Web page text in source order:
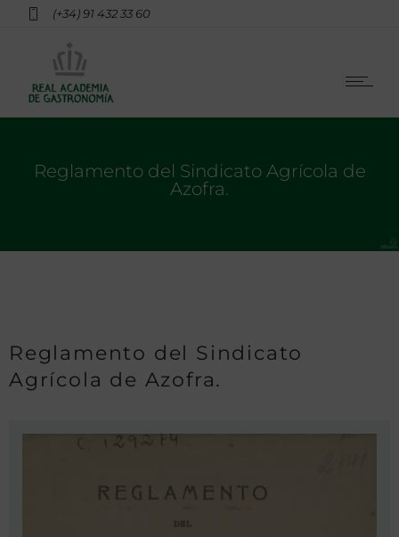
(+34) 91 432 33 60
Reglamento del Sindicato Agrícola de
Azofra.
Reglamento del Sindicato
Agrícola de Azofra.